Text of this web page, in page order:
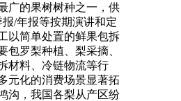
广的果树树种之一，供
/年报等按期演讲和定
以简单处置的鲜果包拆
包罗梨种植、梨采摘、
材料、冷链物流等行
元化的消费场景显著拓
沟，我国各梨从产区纷